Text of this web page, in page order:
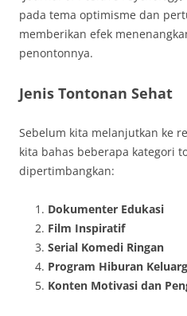
pada tema optimisme dan
memberikan efek
penontonnya.
Jenis Tontonan Sehat
Sebelum kita melanjutkan ke
kita bahas beberapa kategori
dipertimbangkan:
Dokumenter Edukasi
Film Inspiratif
Serial Komedi Ringan
Program Hiburan
Konten Motivasi dan